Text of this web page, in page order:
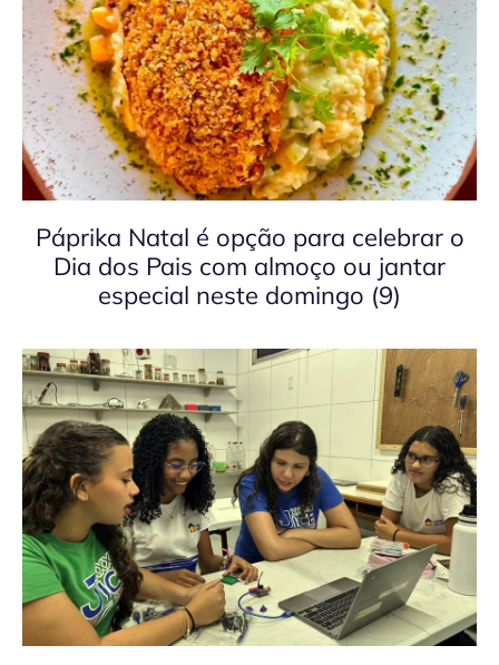
Páprika Natal é opção para celebrar o
Dia dos Pais com almoço ou jantar
especial neste domingo (9)